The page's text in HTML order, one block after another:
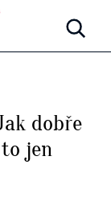
dobře
jen